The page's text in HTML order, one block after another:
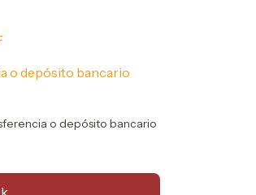
o depósito bancario
o depósito bancario